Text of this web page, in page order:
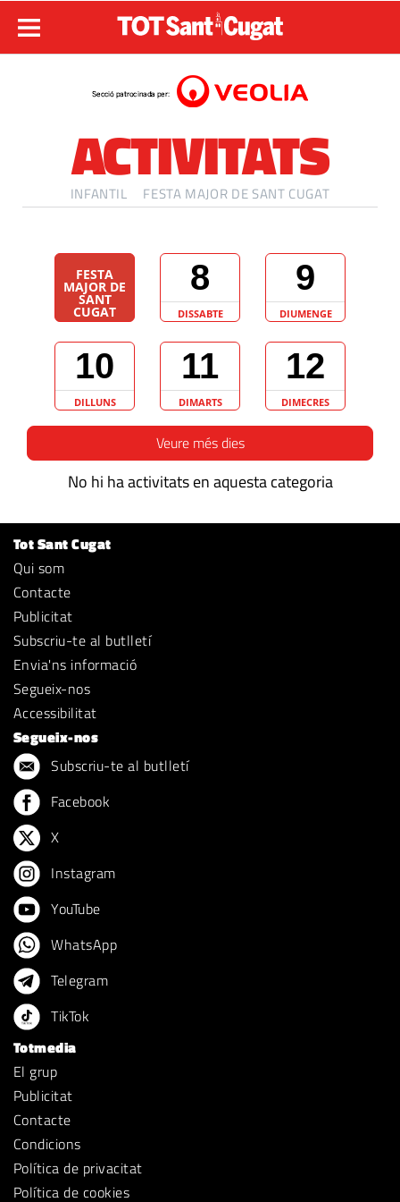
ACTIVITATS
INFANTIL FESTA MAJOR DE SANT CUGAT
FESTA
MAJOR DE
SANT
CUGAT
8
DISSABTE
9
DIUMENGE
10
DILLUNS
11
DIMARTS
12
DIMECRES
Veure més dies
No hi ha activitats en aquesta categoria
Tot Sant Cugat
Qui som
Contacte
Publicitat
Subscriu-te al butlletí
Envia'ns informació
Segueix-nos
Accessibilitat
Segueix-nos
Subscriu-te al butlletí
Facebook
X
Instagram
YouTube
WhatsApp
Telegram
TikTok
Totmedia
El grup
Publicitat
Contacte
Condicions
Política de privacitat
Política de cookies